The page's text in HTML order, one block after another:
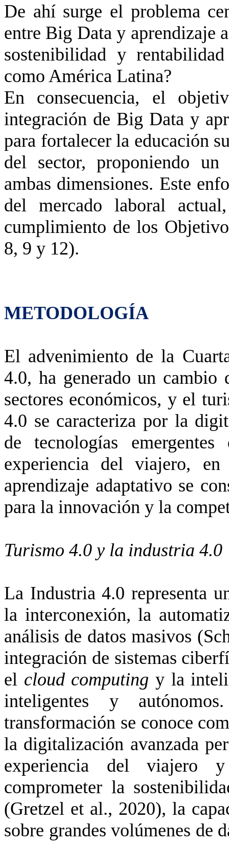
De ahí surge el problema
entre Big Data y aprendizaje
sostenibilidad y
como América Latina?
En consecuencia, el
integración de Big Data y
para fortalecer la educación
del sector, proponiendo
ambas dimensiones. Este
del mercado laboral
cumplimiento de los
8, 9 y 12).
METODOLOGÍA
El advenimiento de la
4.0, ha generado un cambio
sectores económicos, y el
4.0 se caracteriza por la
de tecnologías
experiencia del viajero,
aprendizaje adaptativo se
para la innovación y la
Turismo 4.0 y la industria 4.0
La Industria 4.0 representa
la interconexión, la
análisis de datos masivos
integración de sistemas
el cloud computing y la
inteligentes y
transformación se conoce
la digitalización avanzada
experiencia del viajero
comprometer la
(Gretzel et al., 2020), la
sobre grandes volúmenes de